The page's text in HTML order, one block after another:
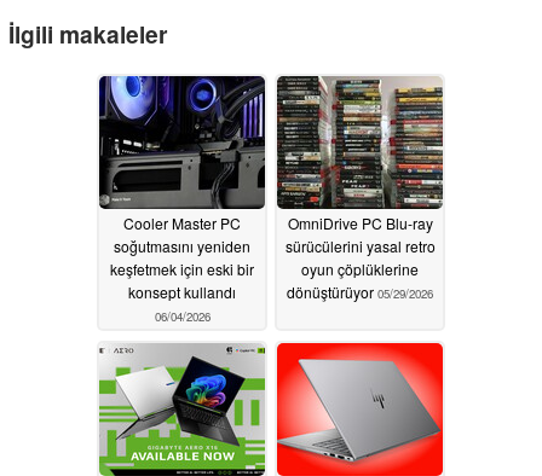
İlgili makaleler
Cooler Master PC
soğutmasını yeniden
keşfetmek için eski bir
konsept kullandı
06/04/2026
OmniDrive PC Blu-ray
sürücülerini yasal retro
oyun çöplüklerine
dönüştürüyor 05/29/2026